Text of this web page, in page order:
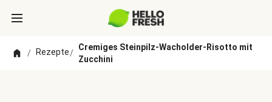
/ Rezepte/
Cremiges Steinpilz-Wacholder-Risotto mit
Zucchini